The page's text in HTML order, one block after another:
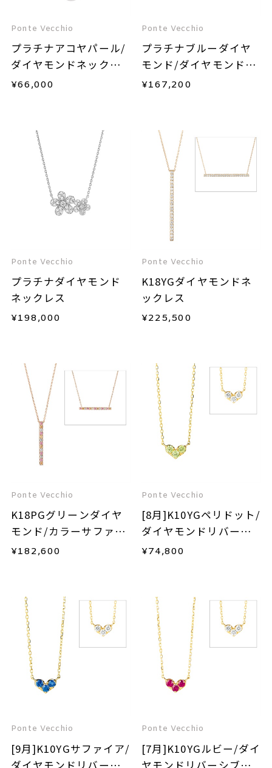
Ponte Vecchio
プラチナアコヤパール/
ダイヤモンドネックレ
ス
¥66,000
Ponte Vecchio
プラチナブルーダイヤ
モンド/ダイヤモンドネ
ックレス
¥167,200
Ponte Vecchio
プラチナダイヤモンド
ネックレス
¥198,000
Ponte Vecchio
K18YGダイヤモンドネ
ックレス
¥225,500
Ponte Vecchio
K18PGグリーンダイヤ
モンド/カラーサファイ
ア/ダイヤモンドネック
¥182,600
Ponte Vecchio
[8月]K10YGペリドット/
ダイヤモンドリバーシ
ブルネックレス
¥74,800
Ponte Vecchio
[9月]K10YGサファイア/
ダイヤモンドリバーシ
Ponte Vecchio
[7月]K10YGルビー/ダイ
ヤモンドリバーシブル